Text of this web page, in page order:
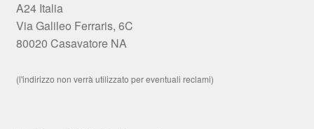
A24 Italia
Via Galileo Ferraris, 6C
80020 Casavatore NA
(l'indirizzo non verrà utilizzato per eventuali reclami)